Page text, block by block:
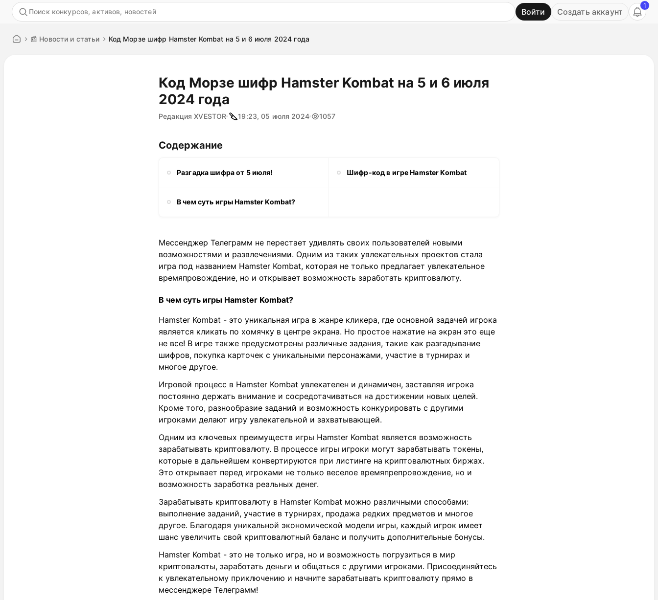
Войти Создать аккаунт
1
📰 Новости и статьи Код Морзе шифр Hamster Kombat на 5 и 6 июля 2024 года
Код Морзе шифр Hamster Kombat на 5 и 6 июля
2024 года
Редакция XVESTOR 19:23, 05 июля 2024 1057
Содержание
Разгадка шифра от 5 июля! Шифр-код в игре Hamster Kombat
В чем суть игры Hamster Kombat?
Мессенджер Телеграмм не перестает удивлять своих пользователей новыми
возможностями и развлечениями. Одним из таких увлекательных проектов стала
игра под названием Hamster Kombat, которая не только предлагает увлекательное
времяпровождение, но и открывает возможность заработать криптовалюту.
В чем суть игры Hamster Kombat?
Hamster Kombat - это уникальная игра в жанре кликера, где основной задачей игрока
является кликать по хомячку в центре экрана. Но простое нажатие на экран это еще
не все! В игре также предусмотрены различные задания, такие как разгадывание
шифров, покупка карточек с уникальными персонажами, участие в турнирах и
многое другое.
Игровой процесс в Hamster Kombat увлекателен и динамичен, заставляя игрока
постоянно держать внимание и сосредотачиваться на достижении новых целей.
Кроме того, разнообразие заданий и возможность конкурировать с другими
игроками делают игру увлекательной и захватывающей.
Одним из ключевых преимуществ игры Hamster Kombat является возможность
зарабатывать криптовалюту. В процессе игры игроки могут зарабатывать токены,
которые в дальнейшем конвертируются при листинге на криптовалютных биржах.
Это открывает перед игроками не только веселое времяпрепровождение, но и
возможность заработка реальных денег.
Зарабатывать криптовалюту в Hamster Kombat можно различными способами:
выполнение заданий, участие в турнирах, продажа редких предметов и многое
другое. Благодаря уникальной экономической модели игры, каждый игрок имеет
шанс увеличить свой криптовалютный баланс и получить дополнительные бонусы.
Hamster Kombat - это не только игра, но и возможность погрузиться в мир
криптовалюты, заработать деньги и общаться с другими игроками. Присоединяйтесь
к увлекательному приключению и начните зарабатывать криптовалюту прямо в
мессенджере Телеграмм!